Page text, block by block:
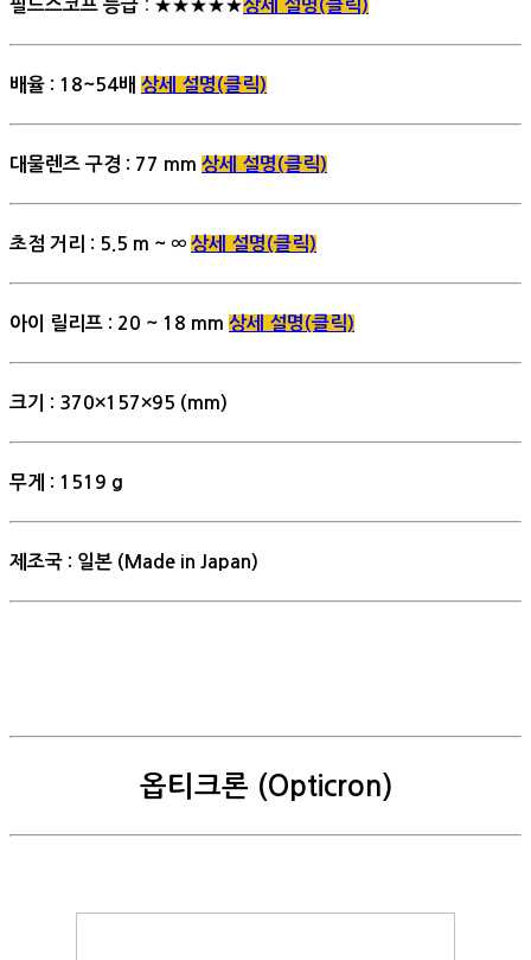
필드스코프 등급 : ★★★★★상세 설명(클릭)
배율 : 18~54배 상세 설명(클릭)
대물렌즈 구경 : 77 mm 상세 설명(클릭)
초점 거리 : 5.5 m ~ ∞ 상세 설명(클릭)
아이 릴리프 : 20 ~ 18 mm 상세 설명(클릭)
크기 : 370×157×95 (mm)
무게 : 1519 g
제조국 : 일본 (Made in Japan)
옵티크론 (Opticron)